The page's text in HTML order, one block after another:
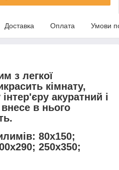
Доставка Оплата Умови
з легкої
кімнату,
акуратний і
в нього
80х150;
250x350;